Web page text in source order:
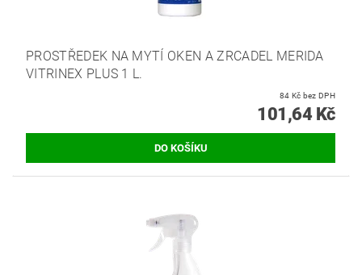
PROSTŘEDEK NA MYTÍ OKEN A ZRCADEL MERIDA
VITRINEX PLUS 1 L.
84 Kč bez DPH
101,64 Kč